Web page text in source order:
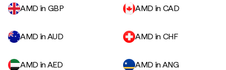
AMD în GBP AMD în CAD
AMD în AUD AMD în CHF
AMD în AED
AMD în ANG